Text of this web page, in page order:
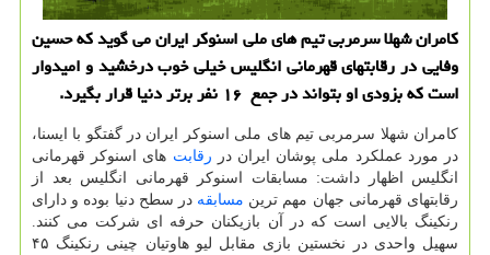
کامران شهلا سرمربی تیم های ملی اسنوکر ایران می گوید که حسین
وفایی در رقابتهای قهرمانی انگلیس خیلی خوب درخشید و امیدوار
است که بزودی او بتواند در جمع ۱۶ نفر برتر دنیا قرار بگیرد.
کامران شهلا سرمربی تیم های ملی اسنوکر ایران در گفتگو با ایسنا،
در مورد عملکرد ملی پوشان ایران در رقابت های اسنوکر قهرمانی
انگلیس اظهار داشت: مسابقات اسنوکر قهرمانی انگلیس بعد از
رقابتهای قهرمانی جهان مهم ترین مسابقه در سطح دنیا بوده و دارای
رنکینگ بالایی است که در آن بازیکنان حرفه ای شرکت می کنند.
سهیل واحدی در نخستین بازی مقابل لیو هاوتیان چینی رنکینگ ۴۵